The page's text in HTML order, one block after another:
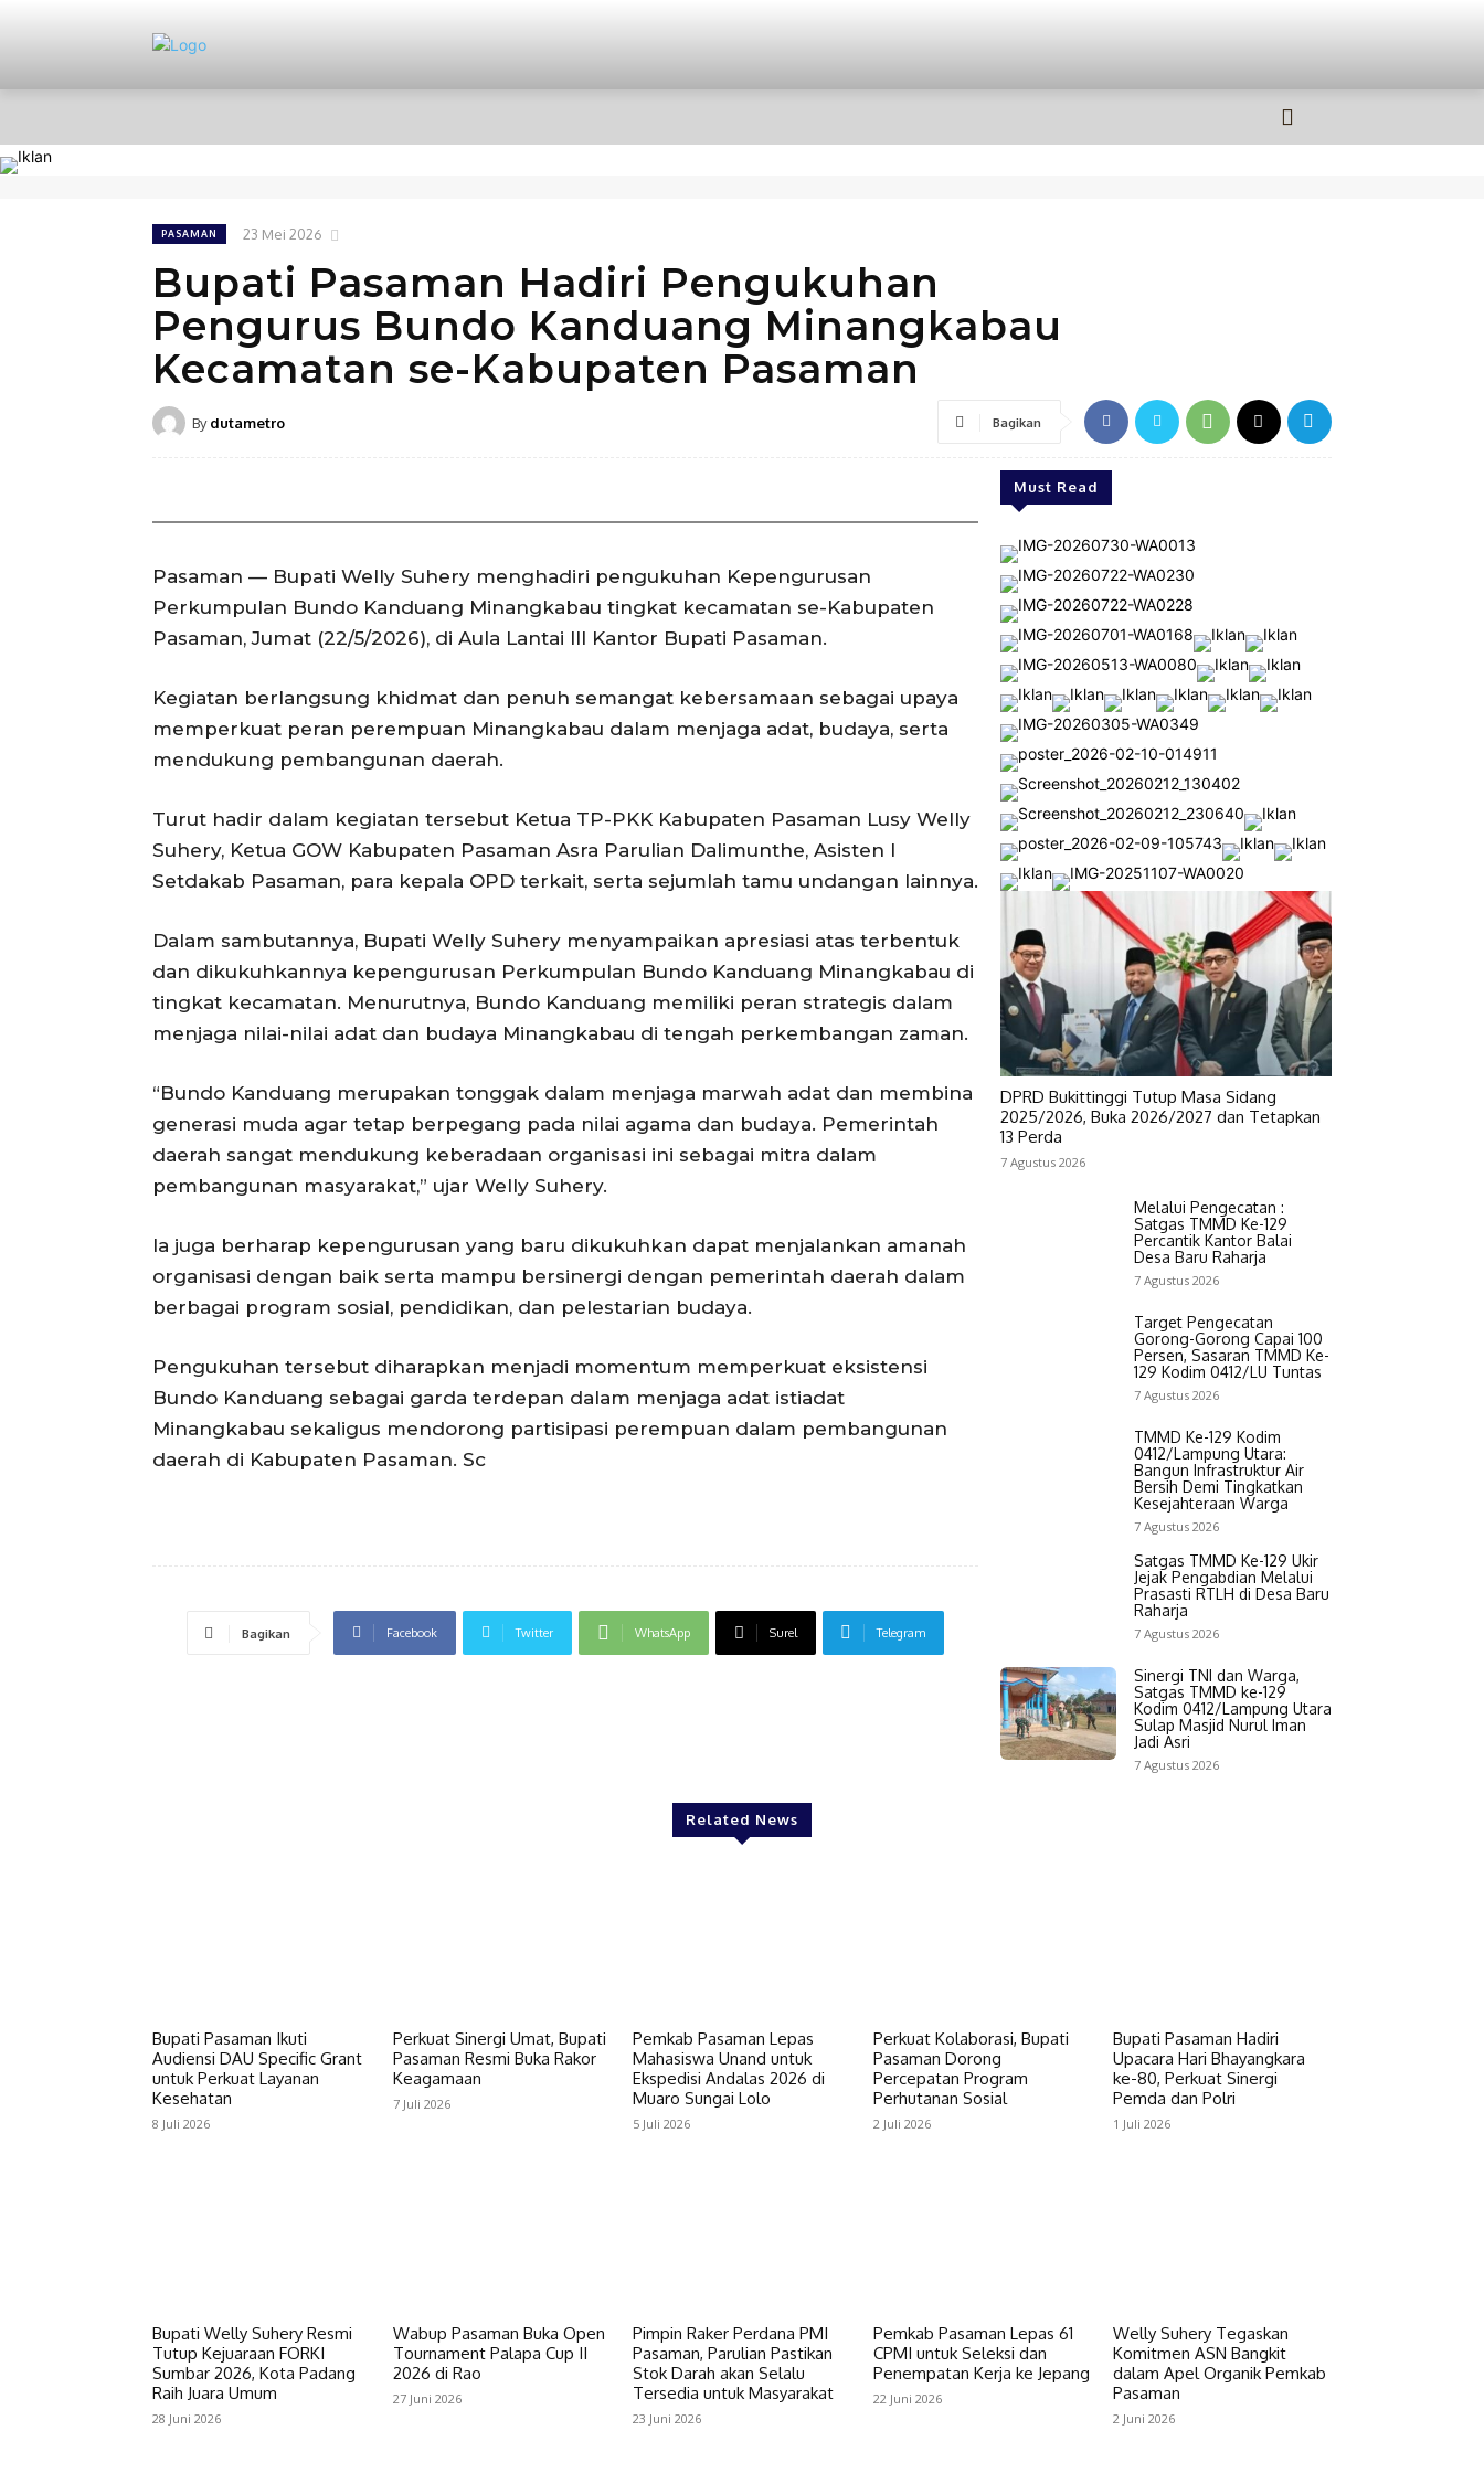
PASAMAN 23 Mei 2026
Bupati Pasaman Hadiri Pengukuhan
Pengurus Bundo Kanduang Minangkabau
Kecamatan se-Kabupaten Pasaman
By dutametro Bagikan
Pasaman — Bupati Welly Suhery menghadiri pengukuhan Kepengurusan
Perkumpulan Bundo Kanduang Minangkabau tingkat kecamatan se-Kabupaten
Pasaman, Jumat (22/5/2026), di Aula Lantai III Kantor Bupati Pasaman.
Kegiatan berlangsung khidmat dan penuh semangat kebersamaan sebagai upaya
memperkuat peran perempuan Minangkabau dalam menjaga adat, budaya, serta
mendukung pembangunan daerah.
Turut hadir dalam kegiatan tersebut Ketua TP-PKK Kabupaten Pasaman Lusy Welly
Suhery, Ketua GOW Kabupaten Pasaman Asra Parulian Dalimunthe, Asisten I
Setdakab Pasaman, para kepala OPD terkait, serta sejumlah tamu undangan lainnya.
Dalam sambutannya, Bupati Welly Suhery menyampaikan apresiasi atas terbentuk
dan dikukuhkannya kepengurusan Perkumpulan Bundo Kanduang Minangkabau di
tingkat kecamatan. Menurutnya, Bundo Kanduang memiliki peran strategis dalam
menjaga nilai-nilai adat dan budaya Minangkabau di tengah perkembangan zaman.
“Bundo Kanduang merupakan tonggak dalam menjaga marwah adat dan membina
generasi muda agar tetap berpegang pada nilai agama dan budaya. Pemerintah
daerah sangat mendukung keberadaan organisasi ini sebagai mitra dalam
pembangunan masyarakat,” ujar Welly Suhery.
Ia juga berharap kepengurusan yang baru dikukuhkan dapat menjalankan amanah
organisasi dengan baik serta mampu bersinergi dengan pemerintah daerah dalam
berbagai program sosial, pendidikan, dan pelestarian budaya.
Pengukuhan tersebut diharapkan menjadi momentum memperkuat eksistensi
Bundo Kanduang sebagai garda terdepan dalam menjaga adat istiadat
Minangkabau sekaligus mendorong partisipasi perempuan dalam pembangunan
daerah di Kabupaten Pasaman. Sc
Bagikan Facebook Twitter WhatsApp Surel Telegram
Must Read
DPRD Bukittinggi Tutup Masa Sidang
2025/2026, Buka 2026/2027 dan Tetapkan
13 Perda
7 Agustus 2026
Melalui Pengecatan :
Satgas TMMD Ke-129
Percantik Kantor Balai
Desa Baru Raharja
7 Agustus 2026
Target Pengecatan
Gorong-Gorong Capai 100
Persen, Sasaran TMMD Ke-
129 Kodim 0412/LU Tuntas
7 Agustus 2026
TMMD Ke-129 Kodim
0412/Lampung Utara:
Bangun Infrastruktur Air
Bersih Demi Tingkatkan
Kesejahteraan Warga
7 Agustus 2026
Satgas TMMD Ke-129 Ukir
Jejak Pengabdian Melalui
Prasasti RTLH di Desa Baru
Raharja
7 Agustus 2026
Sinergi TNI dan Warga,
Satgas TMMD ke-129
Kodim 0412/Lampung Utara
Sulap Masjid Nurul Iman
Jadi Asri
7 Agustus 2026
Related News
Bupati Pasaman Ikuti
Audiensi DAU Specific Grant
untuk Perkuat Layanan
Kesehatan
8 Juli 2026
Perkuat Sinergi Umat, Bupati
Pasaman Resmi Buka Rakor
Keagamaan
7 Juli 2026
Pemkab Pasaman Lepas
Mahasiswa Unand untuk
Ekspedisi Andalas 2026 di
Muaro Sungai Lolo
5 Juli 2026
Perkuat Kolaborasi, Bupati
Pasaman Dorong
Percepatan Program
Perhutanan Sosial
2 Juli 2026
Bupati Pasaman Hadiri
Upacara Hari Bhayangkara
ke-80, Perkuat Sinergi
Pemda dan Polri
1 Juli 2026
Bupati Welly Suhery Resmi
Tutup Kejuaraan FORKI
Sumbar 2026, Kota Padang
Raih Juara Umum
28 Juni 2026
Wabup Pasaman Buka Open
Tournament Palapa Cup II
2026 di Rao
27 Juni 2026
Pimpin Raker Perdana PMI
Pasaman, Parulian Pastikan
Stok Darah akan Selalu
Tersedia untuk Masyarakat
23 Juni 2026
Pemkab Pasaman Lepas 61
CPMI untuk Seleksi dan
Penempatan Kerja ke Jepang
22 Juni 2026
Welly Suhery Tegaskan
Komitmen ASN Bangkit
dalam Apel Organik Pemkab
Pasaman
2 Juni 2026